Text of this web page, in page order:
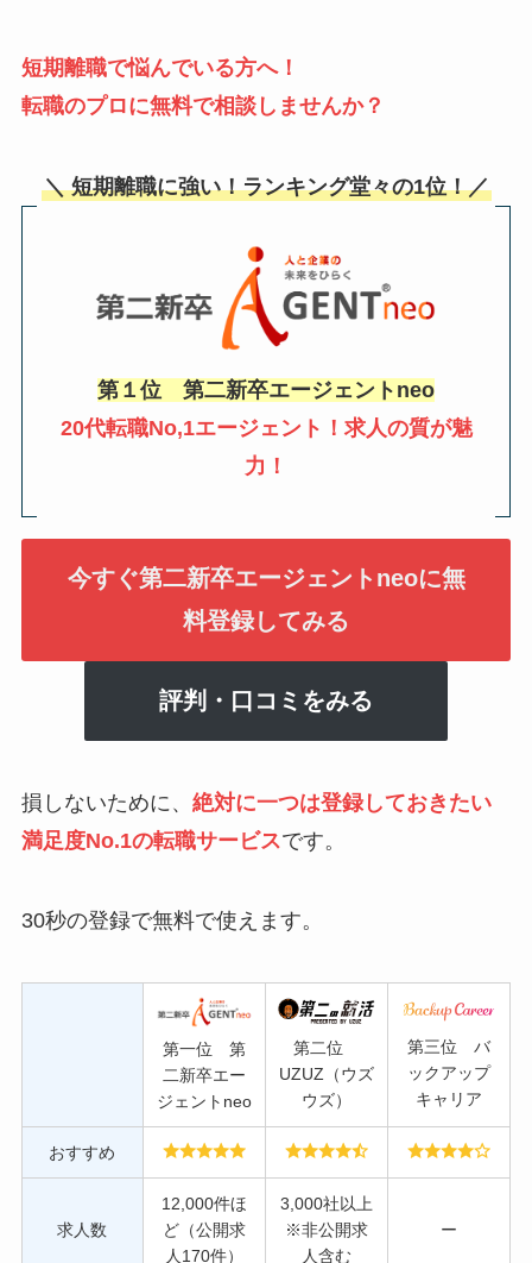
短期離職で悩んでいる方へ！
転職のプロに無料で相談しませんか？
＼ 短期離職に強い！ランキング堂々の1位！／
第１位 第二新卒エージェントneo
20代転職No,1エージェント！求人の質が魅
力！
今すぐ第二新卒エージェントneoに無
料登録してみる
評判・口コミをみる
損しないために、 絶対に一つは登録しておきたい
満足度No.1の転職サービスです。
30秒の登録で無料で使えます。
第一位 第
二新卒エー
ジェントneo
第二位
UZUZ（ウズ
ウズ）
第三位 バ
ックアップ
キャリア
おすすめ
求人数
12,000件ほ
ど（公開求
人170件）
3,000社以上
※非公開求
人含む
ー